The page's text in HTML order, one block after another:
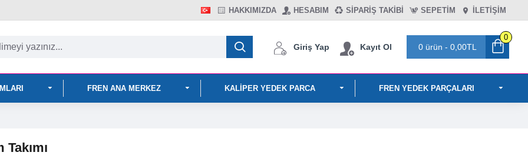
HAKKIMIZDA HESABIM SIPARIŞ TAKIBI SEPETIM İLETİŞİM
Giriş Yap Kayıt Ol 0 ürün - 0,00TL
0
FREN ANA MERKEZ KALIPER YEDEK PARCA FREN YEDEK PARÇALARI